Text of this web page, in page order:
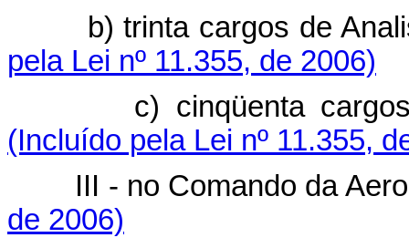
b) trinta cargos de
pela Lei nº 11.355, de 2006)
c) cinqüenta cargos de
(Incluído pela Lei nº 11.355,
III - no Comando da
de 2006)